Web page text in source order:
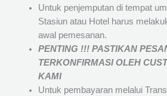
Untuk penjemputan di tempat
Stasiun atau Hotel harus
awal pemesanan.
PENTING !!! PASTIKAN
TERKONFIRMASI OLEH
KAMI
Untuk pembayaran melalui